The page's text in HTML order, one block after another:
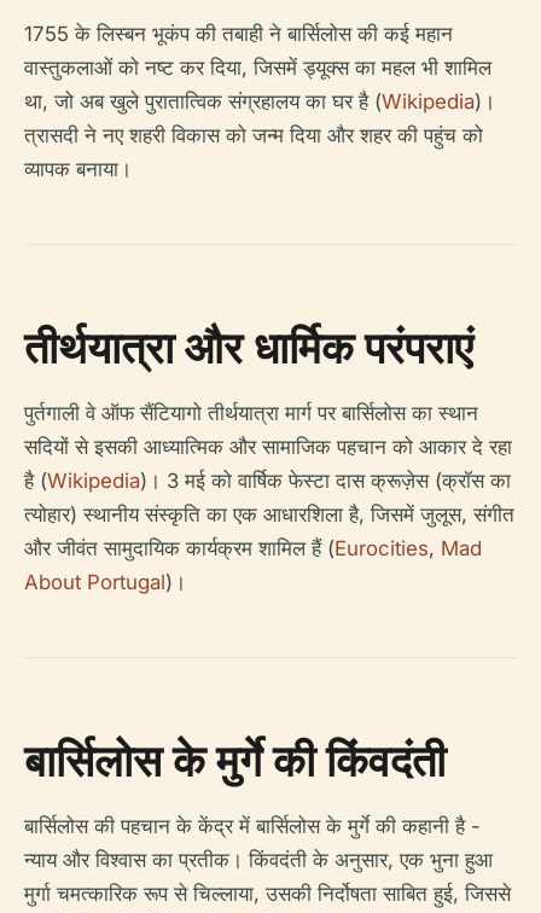
1755 के लिस्बन भूकंप की तबाही ने बार्सिलोस की कई महान
वास्तुकलाओं को नष्ट कर दिया, जिसमें ड्यूक्स का महल भी शामिल
था, जो अब खुले पुरातात्विक संग्रहालय का घर है (Wikipedia)।
त्रासदी ने नए शहरी विकास को जन्म दिया और शहर की पहुंच को
व्यापक बनाया।
तीर्थयात्रा और धार्मिक परंपराएं
पुर्तगाली वे ऑफ सैंटियागो तीर्थयात्रा मार्ग पर बार्सिलोस का स्थान
सदियों से इसकी आध्यात्मिक और सामाजिक पहचान को आकार दे रहा
है (Wikipedia)। 3 मई को वार्षिक फेस्टा दास क्रूज़ेस (क्रॉस का
त्योहार) स्थानीय संस्कृति का एक आधारशिला है, जिसमें जुलूस, संगीत
और जीवंत सामुदायिक कार्यक्रम शामिल हैं (Eurocities, Mad
About Portugal)।
बार्सिलोस के मुर्गे की किंवदंती
बार्सिलोस की पहचान के केंद्र में बार्सिलोस के मुर्गे की कहानी है -
न्याय और विश्वास का प्रतीक। किंवदंती के अनुसार, एक भुना हुआ
मुर्गा चमत्कारिक रूप से चिल्लाया, उसकी निर्दोषता साबित हुई, जिससे